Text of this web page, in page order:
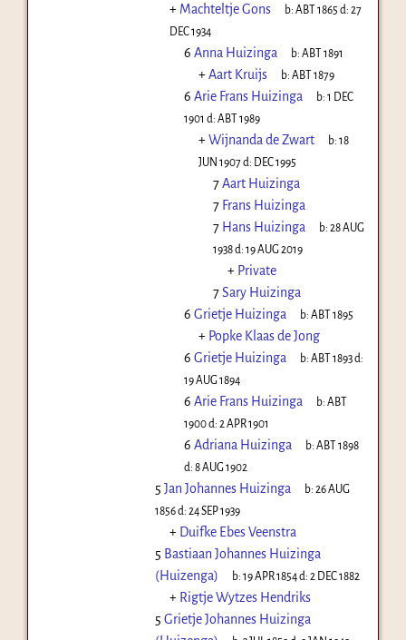
+ Machteltje Gons b:ABT 1865 d:27
DEC 1934
6 Anna Huizinga b:ABT 1891
+Aart Kruijs b:ABT 1879
6 Arie Frans Huizinga b:1 DEC
1901 d: ABT 1989
+Wijnanda de Zwart b:18
JUN 1907d: DEC 1995
7Aart Huizinga
7 Frans Huizinga
7 Hans Huizinga b:28 AUG
1938d: 19 AUG 2019
+ Private
7Sary Huizinga
6 Grietje Huizinga b:ABT 1895
+ Popke Klaas de Jong
6 Grietje Huizinga b:ABT 1893d:
19 AUG 1894
6 Arie Frans Huizinga b:ABT
1900d: 2 APR 1901
6 Adriana Huizinga b:ABT 1898
d: 8 AUG 1902
5 Jan Johannes Huizinga b:26 AUG
1856d: 24 SEP 1939
+ Duifke Ebes Veenstra
5 Bastiaan Johannes Huizinga
(Huizenga)
b:19 APR 1854d:2 DEC 1882
+ Rigtje Wytzes Hendriks
5 Grietje Johannes Huizinga